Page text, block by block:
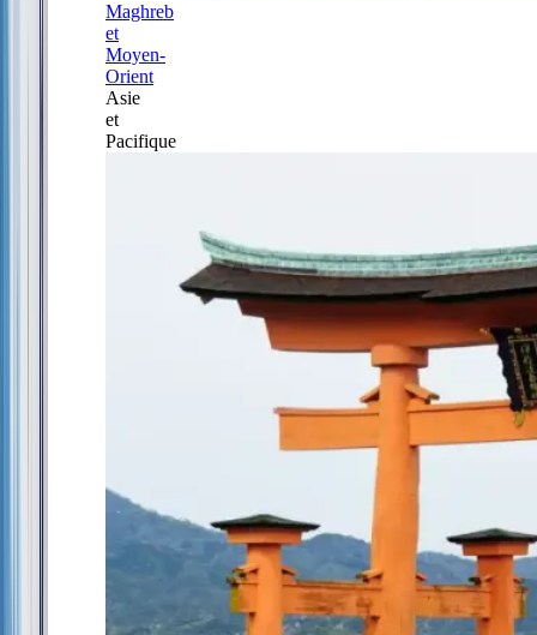
Maghreb
et
Moyen-
Orient
Asie
et
Pacifique